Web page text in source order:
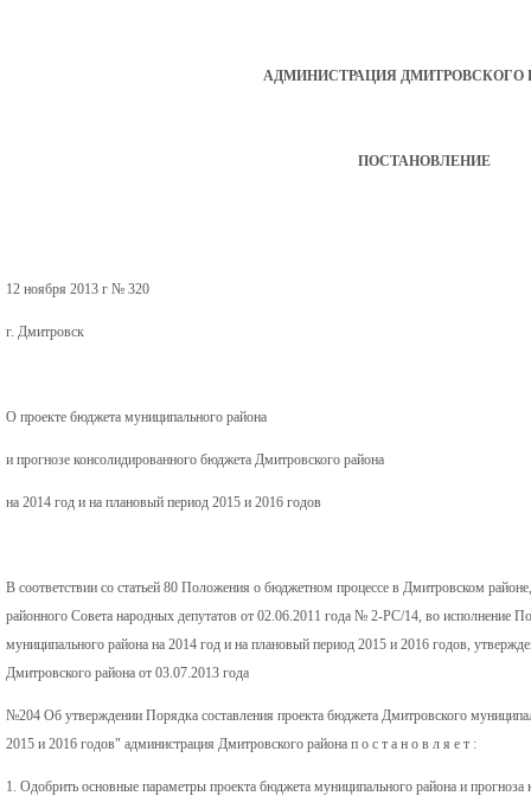
АДМИНИСТРАЦИЯ ДМИТРОВСКОГО
ПОСТАНОВЛЕНИЕ
12 ноября 2013 г № 320
г. Дмитровск
О проекте бюджета муниципального района
и прогнозе консолидированного бюджета Дмитровского района
на 2014 год и на плановый период 2015 и 2016 годов
В соответствии со статьей 80 Положения о бюджетном процессе в Дмитровском
районного Совета народных депутатов от 02.06.2011 года № 2-РС/14, во исполнение
муниципального района на 2014 год и на плановый период 2015 и 2016 годов,
Дмитровского района от 03.07.2013 года
№204 Об утверждении Порядка составления проекта бюджета Дмитровского
2015 и 2016 годов" администрация Дмитровского района п о с т а н о в л я е т :
1. Одобрить основные параметры проекта бюджета муниципального района и